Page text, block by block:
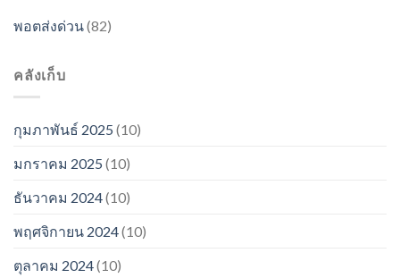
พอตส่งด่วน(82)
คลังเก็บ
กุมภาพันธ์ 2025 (10)
มกราคม 2025 (10)
ธันวาคม 2024(10)
พฤศจิกายน 2024(10)
ตุลาคม 2024(10)